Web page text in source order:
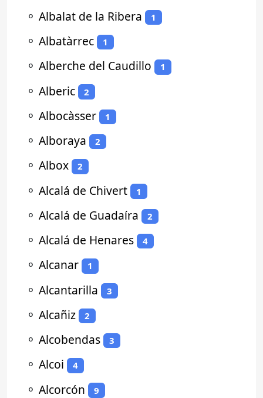
⚬ Albalat de la Ribera 1
⚬ Albatàrrec 1
⚬ Alberche del Caudillo 1
⚬ Alberic 2
⚬ Albocàsser 1
⚬ Alboraya 2
⚬ Albox 2
⚬ Alcalá de Chivert 1
⚬ Alcalá de Guadaíra 2
⚬ Alcalá de Henares 4
⚬ Alcanar 1
⚬ Alcantarilla 3
⚬ Alcañiz 2
⚬ Alcobendas 3
⚬ Alcoi 4
⚬ Alcorcón 9